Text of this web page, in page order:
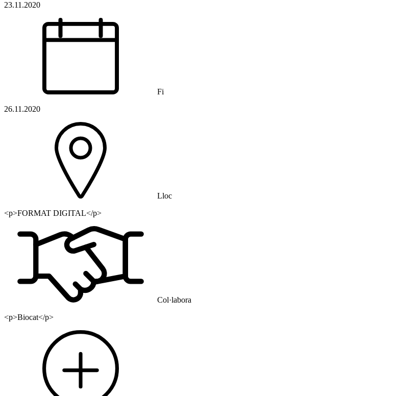
23.11.2020
Fi
26.11.2020
Lloc
<p>FORMAT DIGITAL</p>
Col·labora
<p>Biocat</p>